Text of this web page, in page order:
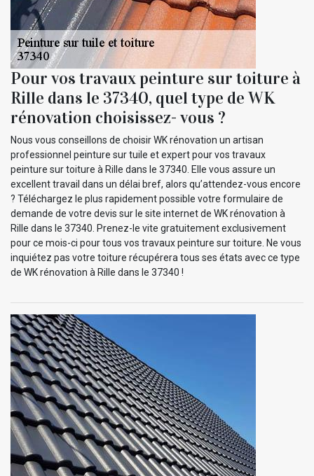
Pour vos travaux peinture sur toiture à
Rille dans le 37340, quel type de WK
rénovation choisissez- vous ?
Nous vous conseillons de choisir WK rénovation un artisan
professionnel peinture sur tuile et expert pour vos travaux
peinture sur toiture à Rille dans le 37340. Elle vous assure un
excellent travail dans un délai bref, alors qu’attendez-vous encore
? Téléchargez le plus rapidement possible votre formulaire de
demande de votre devis sur le site internet de WK rénovation à
Rille dans le 37340. Prenez-le vite gratuitement exclusivement
pour ce mois-ci pour tous vos travaux peinture sur toiture. Ne vous
inquiétez pas votre toiture récupérera tous ses états avec ce type
de WK rénovation à Rille dans le 37340 !